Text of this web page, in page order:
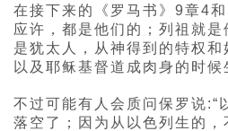
在接下来的《罗马书》9章4
应许，都是他们的；列祖就
是犹太人，从神得到的特权
以及耶稣基督道成肉身的时
不过可能有人会质问保罗说:“
落空了；因为从以色列生的